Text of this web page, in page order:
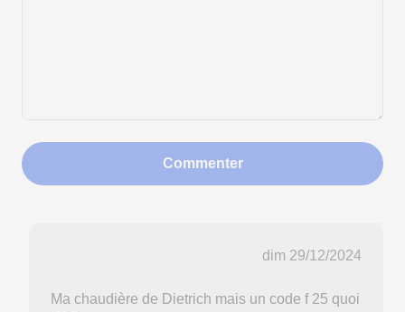
Commenter
dim 29/12/2024
Ma chaudière de Dietrich mais un code f 25 quoi